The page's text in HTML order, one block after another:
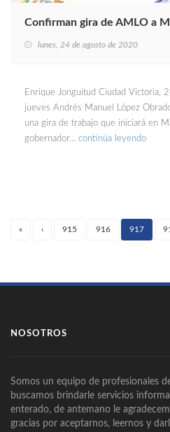
Confirman gira de AMLO a
lunes, 24 de agosto de 2020
Enrique Jonguitud Ciudad Victoria,
jueves Andrés Manuel López
una gira de trabajo que iniciará en
gobernador… continúa leyendo
« ‹ 915 916 917
NOSOTROS
Somos un equipo de profesionales
buscamos brindarle servicios
enterado, de antemano le
gracias por aceptarnos, leernos y